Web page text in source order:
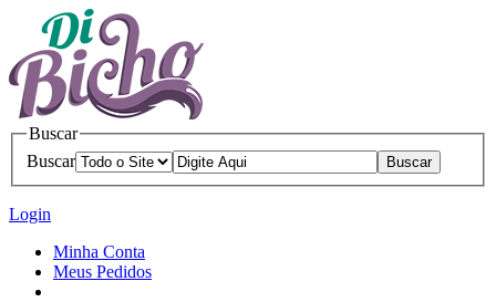
Buscar
Buscar
Login
Minha Conta
Meus Pedidos